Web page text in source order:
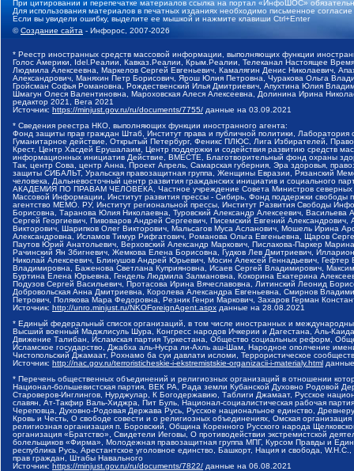
При цитировании и перепечатке материалов ссылка на портал «ИнфоШОС»
Для использования материалов в печатных изданиях необходимо письменное
Если вы увидели ошибку, выделите ее мышкой и нажмите клавиши Ctrl+Enter
©Создание сайта - Инфорос, 2007-2026
* Реестр иностранных средств массовой информации, выполняющих функции
Голос Америки, Idel.Реалии, Кавказ.Реалии, Крым.Реалии, Телеканал Настоящее
Людмила Алексеевна, Маркелов Сергей Евгеньевич, Камалягин Денис Николаевич,
Александрович, Маняхин Петр Борисович, Ярош Юлия Петровна, Чуракова Ольга
Гройсман Софья Романовна, Рождественский Илья Дмитриевич, Апухтина Юлия
Шмагун Олеся Валентиновна, Мароховская Алеся Алексеевна, Долинина Ирина
редактор 2021, Вега 2021
Источник: https://minjust.gov.ru/ru/documents/7755/ данные на 03.09.2021
* Сведения реестра НКО, выполняющих функции иностранного агента:
Фонд защиты прав граждан Штаб, Институт права и публичной политики,
Гуманитарное действие, Открытый Петербург, Феникс ПЛЮС, Лига Избирателей,
Крест, Центр Хасдей Ерушалаим, Центр поддержки и содействия развитию средств
информационных инициатив Действие, ВМЕСТЕ, Благотворительный фонд охраны
Так, центр Сова, центр Анна, Проект Апрель, Самарская губерния, Эра здоровья,
защиты СИБАЛЬТ, Уральская правозащитная группа, Женщины Евразии, Рязанский
человека, Дальневосточный центр развития гражданских инициатив и социального
АКАДЕМИЯ ПО ПРАВАМ ЧЕЛОВЕКА, Частное учреждение Совета Министров северных
Массовой Информации, Институт развития прессы - Сибирь, Фонд поддержки
агентство МЕМО. РУ, Институт региональной прессы, Институт Развития Свободы
Борисовна, Таранова Юлия Николаевна, Туровский Александр Алексеевич,
Сергей Георгиевич, Пивоваров Андрей Сергеевич, Писемский Евгений
Викторович, Шарипков Олег Викторович, Мальсагов Муса Асланович, Мошель Ирина
Александровна, Исламов Тимур Рифгатович, Романова Ольга Евгеньевна, Щаров
Паутов Юрий Анатольевич, Верховский Александр Маркович, Пислакова-Паркер
Рачинский Ян Збигневич, Жемкова Елена Борисовна, Гудков Лев Дмитриевич,
Николай Алексеевич, Блинушов Андрей Юрьевич, Мосин Алексей Геннадьевич,
Владимировна, Баженова Светлана Куприяновна, Исаев Сергей Владимирович,
Буртина Елена Юрьевна, Гендель Людмила Залмановна, Кокорина Екатерина
Подузов Сергей Васильевич, Протасова Ирина Вячеславовна, Литинский Леонид
Добровольская Анна Дмитриевна, Королева Александра Евгеньевна, Смирнов
Петрович, Полякова Мара Федоровна, Резник Генри Маркович, Захаров Герман
Источник: http://unro.minjust.ru/NKOForeignAgent.aspx данные на 28.08.2021
* Единый федеральный список организаций, в том числе иностранных и
Высший военный Маджлисуль Шура, Конгресс народов Ичкерии и Дагестана, Аль-
Движение Талибан, Исламская партия Туркестана, Общество социальных реформ,
Исламское государство, Джабха аль-Нусра ли-Ахль аш-Шам, Народное ополчение
Чистопольский Джамаат, Рохнамо ба суи давлати исломи, Террористическое
Источник: http://nac.gov.ru/terroristicheskie-i-ekstremistskie-organizacii-i-materialy.html
* Перечень общественных объединений и религиозных организаций в отношении
Национал-большевистская партия, ВЕК РА, Рада земли Кубанской Духовно Родовой
Староверов-Инглингов, Нурджулар, К Богодержавию, Таблиги Джамаат, Русское
славян, Ат-Такфир Валь-Хиджра, Пит Буль, Национал-социалистическая рабочая
Череповца, Духовно-Родовая Держава Русь, Русское национальное единство,
Кровь и Честь, О свободе совести и о религиозных объединениях, Омская
религиозная организация п. Боровский, Община Коренного Русского народа
организация «Братство», Свидетели Иеговы, О противодействии экстремистской
болельщиков «Фирма», Молодежная правозащитная группа МПГ, Курсом Правды и
республика Русь, Арестантское уголовное единство, Башкорт, Нация и свобода,
прав граждан, Штабы Навального
Источник: https://minjust.gov.ru/ru/documents/7822/ данные на 06.08.2021